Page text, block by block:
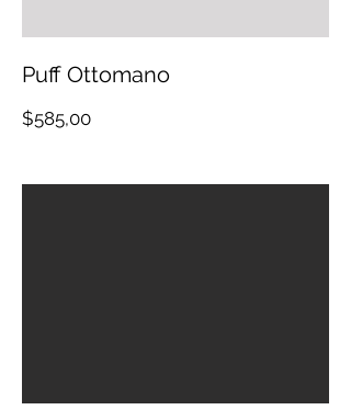
Puff Ottomano
$585,00Precio